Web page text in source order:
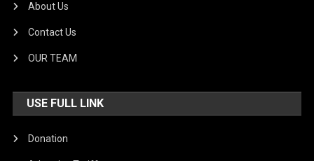
About Us
Contact Us
OUR TEAM
USE FULL LINK
Donation